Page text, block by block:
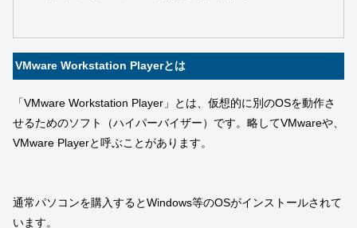
VMware Workstation Playerとは
「VMware Workstation Player」とは、仮想的に別のOSを動作さ
せるためのソフト（ハイパーバイザー）です。略してVMwareや、
VMware Playerと呼ぶことがあります。
通常パソコンを購入するとWindows等のOSがインストールされて
います。